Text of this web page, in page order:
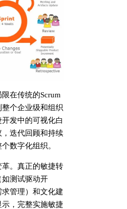
在传统的Scrum
个企业级和组织
发中的可视化白
迭代回顾和持续
数字化组织。
。真正的敏捷转
测试驱动开
管理）和文化建
，完整实施敏捷